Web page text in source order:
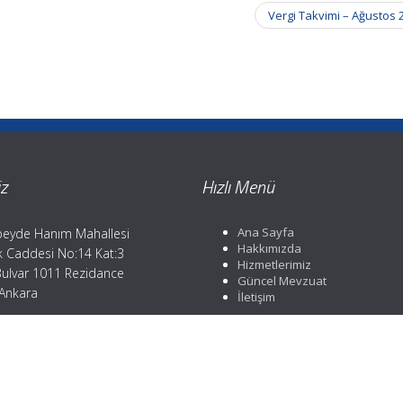
Vergi Takvimi – Ağustos
Hanım Mahallesi
Caddesi No:14 Kat:3
1011 Rezidance
Hızlı Menü
Ana Sayfa
Hakkımızda
Hizmetlerimiz
Güncel Mevzuat
İletişim